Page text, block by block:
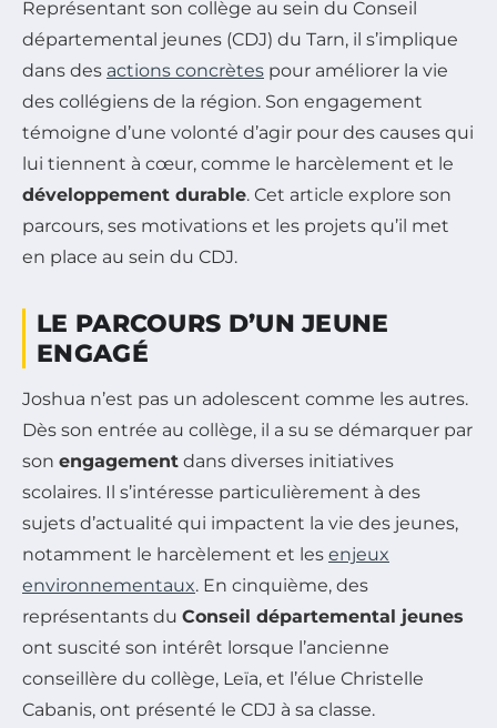
Représentant son collège au sein du Conseil
départemental jeunes (CDJ) du Tarn, il s’implique
dans des actions concrètes pour améliorer la vie
des collégiens de la région. Son engagement
témoigne d’une volonté d’agir pour des causes qui
lui tiennent à cœur, comme le harcèlement et le
développement durable. Cet article explore son
parcours, ses motivations et les projets qu’il met
en place au sein du CDJ.
LE PARCOURS D’UN JEUNE
ENGAGÉ
Joshua n’est pas un adolescent comme les autres.
Dès son entrée au collège, il a su se démarquer par
son engagement dans diverses initiatives
scolaires. Il s’intéresse particulièrement à des
sujets d’actualité qui impactent la vie des jeunes,
notamment le harcèlement et les enjeux
environnementaux. En cinquième, des
représentants du Conseil départemental jeunes
ont suscité son intérêt lorsque l’ancienne
conseillère du collège, Leïa, et l’élue Christelle
Cabanis, ont présenté le CDJ à sa classe.